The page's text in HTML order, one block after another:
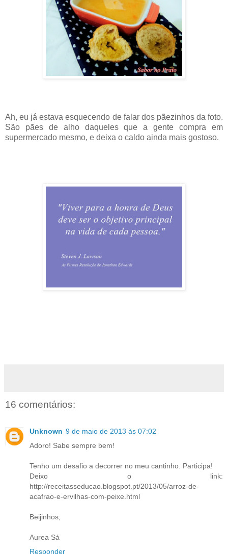
Ah, eu já estava esquecendo de falar dos pãezinhos da foto.
São pães de alho daqueles que a gente compra em
supermercado mesmo, e deixa o caldo ainda mais gostoso.
16 comentários:
Unknown 9 de maio de 2013 às 07:02
Adoro! Sabe sempre bem!
Tenho um desafio a decorrer no meu cantinho. Participa!
Deixo o link:
http://receitasseducao.blogspot.pt/2013/05/arroz-de-
acafrao-e-ervilhas-com-peixe.html
Beijinhos;
Aurea Sá
Responder